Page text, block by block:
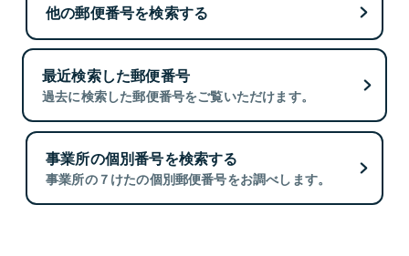
他の郵便番号を検索する
最近検索した郵便番号
過去に検索した郵便番号をご覧いただけます。
事業所の個別番号を検索する
事業所の７けたの個別郵便番号をお調べします。